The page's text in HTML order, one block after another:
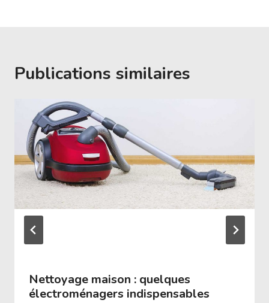
Publications similaires
Nettoyage maison : quelques
électroménagers indispensables